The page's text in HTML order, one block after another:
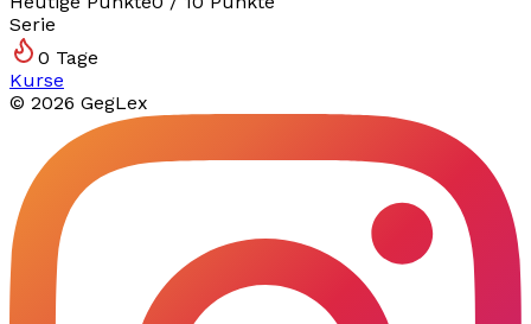
Serie
0 Tage
Kurse
© 2026 GegLex